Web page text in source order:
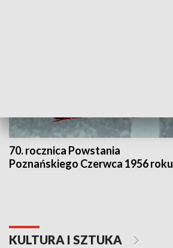
70. rocznica Powstania
Poznańskiego Czerwca 1956 roku
KULTURA I SZTUKA